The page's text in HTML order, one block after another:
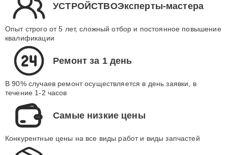
УСТРОЙСТВОЭксперты-мастера
Опыт строго от 5 лет, сложный отбор и постоянное повышение
квалификации
Ремонт за 1 день
В 90% случаев ремонт осуществляется в день заявки, в
течение 1-2 часов
Самые низкие цены
Конкурентные цены на все виды работ и виды запчастей